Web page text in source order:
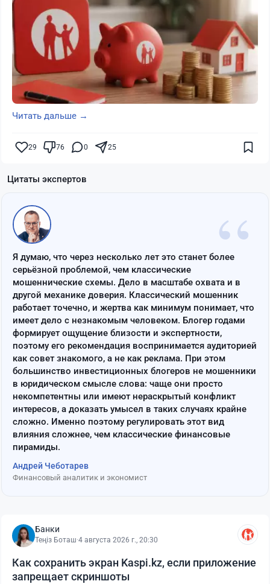
Читать дальше →
29 76 0 25
Цитаты экспертов
“
Я думаю, что через несколько лет это станет более
серьёзной проблемой, чем классические
мошеннические схемы. Дело в масштабе охвата и в
другой механике доверия. Классический мошенник
работает точечно, и жертва как минимум понимает, что
имеет дело с незнакомым человеком. Блогер годами
формирует ощущение близости и экспертности,
поэтому его рекомендация воспринимается аудиторией
как совет знакомого, а не как реклама. При этом
большинство инвестиционных блогеров не мошенники
в юридическом смысле слова: чаще они просто
некомпетентны или имеют нераскрытый конфликт
интересов, а доказать умысел в таких случаях крайне
сложно. Именно поэтому регулировать этот вид
влияния сложнее, чем классические финансовые
пирамиды.
Андрей Чеботарев
Финансовый аналитик и экономист
Банки
Теңіз Боташ·4 августа 2026 г., 20:30
Как сохранить экран Kaspi.kz, если приложение
запрещает скриншоты